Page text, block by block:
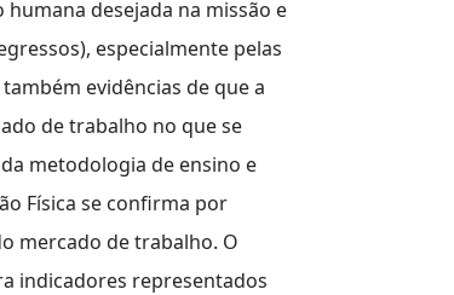
desejada na missão e
especialmente pelas
evidências de que a
de trabalho no que se
metodologia de ensino e
Física se confirma por
mercado de trabalho. O
indicadores representados